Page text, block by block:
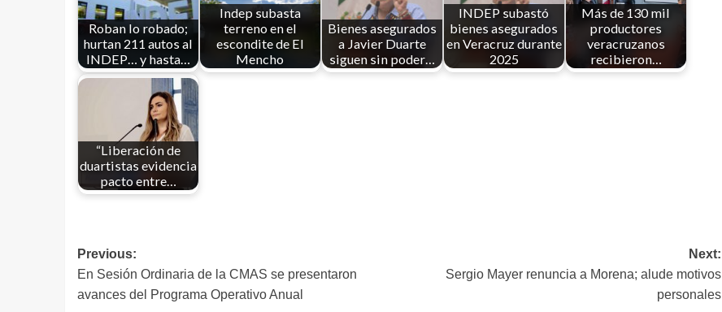
Roban lo robado;
hurtan 211 autos al
INDEP… y hasta…
Indep subasta
terreno en el
escondite de El
Mencho
Bienes asegurados
a Javier Duarte
siguen sin poder…
INDEP subastó
bienes asegurados
en Veracruz durante
2025
Más de 130 mil
productores
veracruzanos
recibieron…
“Liberación de
duartistas evidencia
pacto entre…
Previous:
En Sesión Ordinaria de la CMAS se presentaron
avances del Programa Operativo Anual
Next:
Sergio Mayer renuncia a Morena; alude motivos
personales